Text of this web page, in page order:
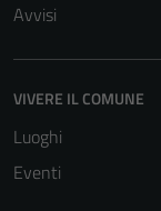
Avvisi
VIVERE IL COMUNE
Luoghi
Eventi